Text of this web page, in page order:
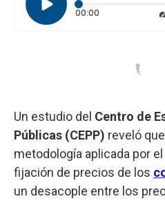
00:00 Tiempo
Un estudio del Centro de
Públicas (CEPP) reveló
metodología aplicada por el
fijación de precios de los
un desacople entre los